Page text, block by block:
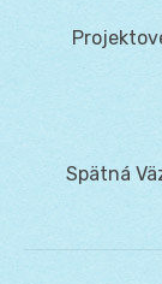
Previous
NextSpätná